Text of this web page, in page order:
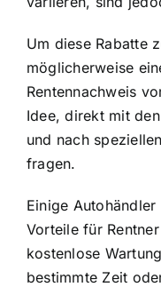
Um diese Rabatte
möglicherweise
Rentennachweis
Idee, direkt mit
und nach
fragen.
Einige
Vorteile für
kostenlose
bestimmte Zeit